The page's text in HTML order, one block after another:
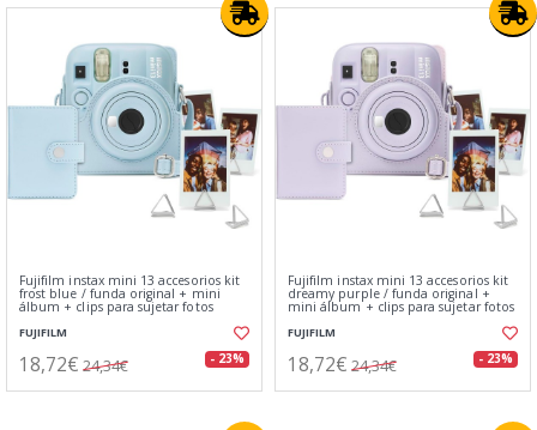
Fujifilm instax mini 13 accesorios kit
frost blue / funda original + mini
álbum + clips para sujetar fotos
FUJIFILM
18,72€ 24,34€ - 23%
Fujifilm instax mini 13 accesorios kit
dreamy purple / funda original +
mini álbum + clips para sujetar fotos
FUJIFILM
18,72€ 24,34€ - 23%